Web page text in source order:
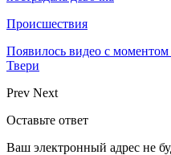
Происшествия
Появилось видео с
Твери
Prev Next
Оставьте ответ
Ваш электронный адрес не